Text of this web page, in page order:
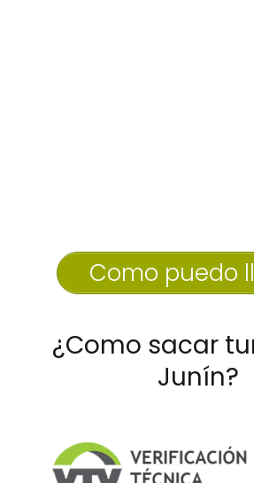
Como puedo
¿Como sacar
Junín?